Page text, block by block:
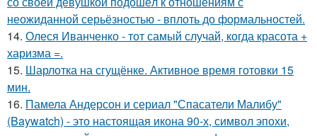
неожиданной серьёзностью - вплоть до формальностей.
14. Олеся Иванченко - тот самый случай, когда красота +
харизма =.
15. Шарлотка на сгущёнке. Активное время готовки 15
мин.
16. Памела Андерсон и сериал "Спасатели Малибу"
(Baywatch) - это настоящая икона 90-х, символ эпохи,